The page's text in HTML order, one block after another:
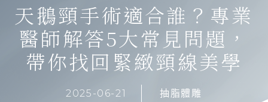
天鵝頸手術適合誰？專業
醫師解答5大常見問題，
帶你找回緊緻頸線美學
2025-06-21 抽脂體雕